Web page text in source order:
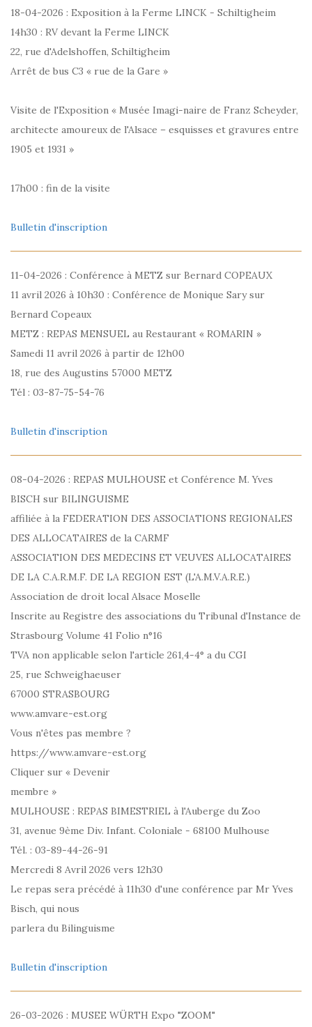
18-04-2026 : Exposition à la Ferme LINCK - Schiltigheim
14h30 : RV devant la Ferme LINCK
22, rue d'Adelshoffen, Schiltigheim
Arrêt de bus C3 « rue de la Gare »
Visite de l'Exposition « Musée Imagi-naire de Franz Scheyder,
architecte amoureux de l'Alsace – esquisses et gravures entre
1905 et 1931 »
17h00 : fin de la visite
Bulletin d'inscription
11-04-2026 : Conférence à METZ sur Bernard COPEAUX
11 avril 2026 à 10h30 : Conférence de Monique Sary sur
Bernard Copeaux
METZ : REPAS MENSUEL au Restaurant « ROMARIN »
Samedi 11 avril 2026 à partir de 12h00
18, rue des Augustins 57000 METZ
Tél : 03-87-75-54-76
Bulletin d'inscription
08-04-2026 : REPAS MULHOUSE et Conférence M. Yves
BISCH sur BILINGUISME
affiliée à la FEDERATION DES ASSOCIATIONS REGIONALES
DES ALLOCATAIRES de la CARMF
ASSOCIATION DES MEDECINS ET VEUVES ALLOCATAIRES
DE LA C.A.R.M.F. DE LA REGION EST (L'A.M.V.A.R.E.)
Association de droit local Alsace Moselle
Inscrite au Registre des associations du Tribunal d'Instance de
Strasbourg Volume 41 Folio n°16
TVA non applicable selon l'article 261,4-4° a du CGI
25, rue Schweighaeuser
67000 STRASBOURG
www.amvare-est.org
Vous n'êtes pas membre ?
https://www.amvare-est.org
Cliquer sur « Devenir
membre »
MULHOUSE : REPAS BIMESTRIEL à l'Auberge du Zoo
31, avenue 9ème Div. Infant. Coloniale - 68100 Mulhouse
Tél. : 03-89-44-26-91
Mercredi 8 Avril 2026 vers 12h30
Le repas sera précédé à 11h30 d'une conférence par Mr Yves
Bisch, qui nous
parlera du Bilinguisme
Bulletin d'inscription
26-03-2026 : MUSEE WÜRTH Expo "ZOOM"